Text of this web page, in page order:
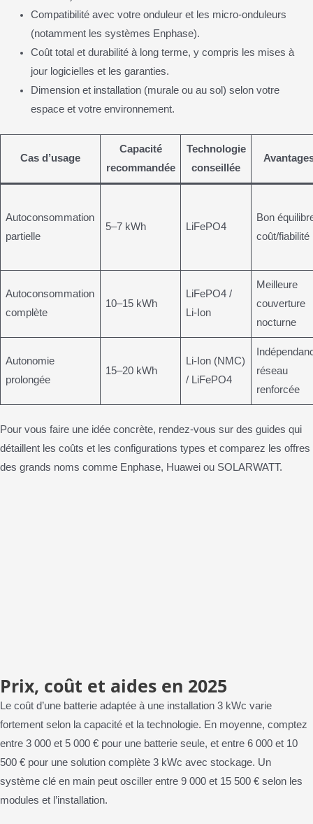
Compatibilité avec votre onduleur et les micro-onduleurs
(notamment les systèmes Enphase).
Coût total et durabilité à long terme, y compris les mises à
jour logicielles et les garanties.
Dimension et installation (murale ou au sol) selon votre
espace et votre environnement.
Cas d’usage
Capacité
recommandée
Technologie
conseillée
Autoconsommation
partielle
5–7 kWh LiFePO4
Bon
coût/fiabilité
Autoconsommation
complète
10–15 kWh
LiFePO4 /
Li-Ion
Meilleure
couverture
nocturne
Autonomie
prolongée
15–20 kWh
Li-Ion (NMC)
/ LiFePO4
réseau
renforcée
Pour vous faire une idée concrète, rendez-vous sur des guides qui
détaillent les coûts et les configurations types et comparez les offres
des grands noms comme Enphase, Huawei ou SOLARWATT.
Prix, coût et aides en 2025
Le coût d’une batterie adaptée à une installation 3 kWc varie
fortement selon la capacité et la technologie. En moyenne, comptez
entre 3 000 et 5 000 € pour une batterie seule, et entre 6 000 et 10
500 € pour une solution complète 3 kWc avec stockage. Un
système clé en main peut osciller entre 9 000 et 15 500 € selon les
modules et l’installation.